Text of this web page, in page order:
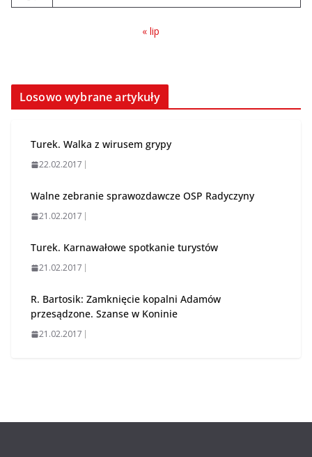
« lip
Losowo wybrane artykuły
Turek. Walka z wirusem grypy
22.02.2017
Walne zebranie sprawozdawcze OSP Radyczyny
21.02.2017
Turek. Karnawałowe spotkanie turystów
21.02.2017
R. Bartosik: Zamknięcie kopalni Adamów
przesądzone. Szanse w Koninie
21.02.2017